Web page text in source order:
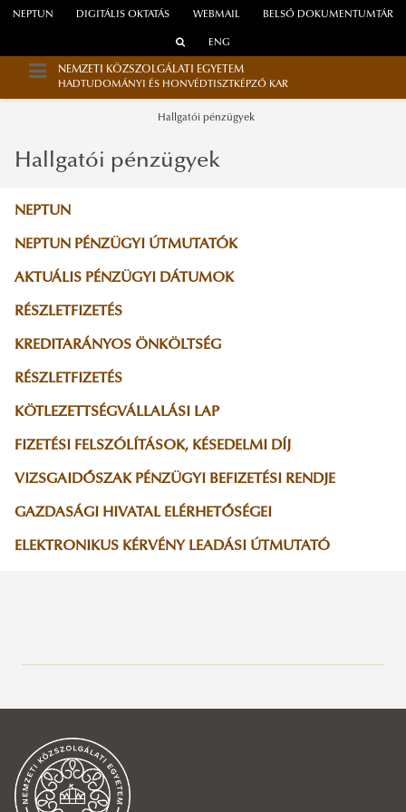
WEBMAIL
NEPTUN DIGITÁLIS OKTATÁS BELSŐ DOKUMENTUMTÁR
ENG
NEMZETI KÖZSZOLGÁLATI EGYETEM
HADTUDOMÁNYI ÉS HONVÉDTISZTKÉPZŐ KAR
Hallgatói pénzügyek
Tanulmányi Osztály
Általános információk
Munkatársak
Munkarend
Tájékoztatók
Neptun
A tanév beosztása
Hallgatói pénzügyek
NEPTUN
NEPTUN PÉNZÜGYI ÚTMUTATÓK
AKTUÁLIS PÉNZÜGYI DÁTUMOK
RÉSZLETFIZETÉS
KREDITARÁNYOS ÖNKÖLTSÉG
RÉSZLETFIZETÉS
KÖTLEZETTSÉGVÁLLALÁSI LAP
FIZETÉSI FELSZÓLÍTÁSOK, KÉSEDELMI DÍJ
VIZSGAIDŐSZAK PÉNZÜGYI BEFIZETÉSI RENDJE
GAZDASÁGI HIVATAL ELÉRHETŐSÉGEI
ELEKTRONIKUS KÉRVÉNY LEADÁSI ÚTMUTATÓ